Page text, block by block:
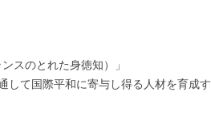
スのとれた身徳知）」
して国際平和に寄与し得る人材を育成